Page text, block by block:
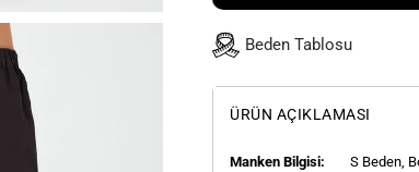
Beden Tablosu
ÜRÜN AÇIKLAMASI
Manken Bilgisi: S Beden,